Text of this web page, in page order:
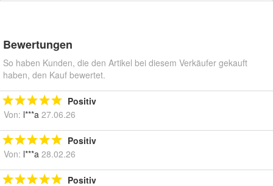
Bewertungen
So haben Kunden, die den Artikel bei diesem Verkäufer gekauft
haben, den Kauf bewertet.
Positiv
Von: l***a 27.06.26
Positiv
Von: l***a 28.02.26
Positiv